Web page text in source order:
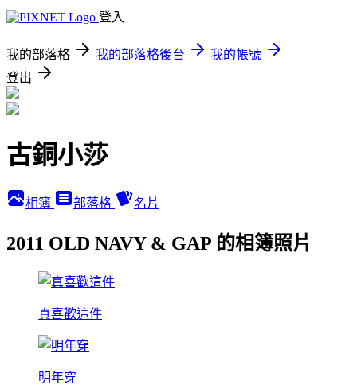
登入
我的部落格 我的部落格後台
我的帳號
登出
古銅小莎
相簿 部落格 名片
2011 OLD NAVY & GAP 的相簿照片
真喜歡這件
明年穿